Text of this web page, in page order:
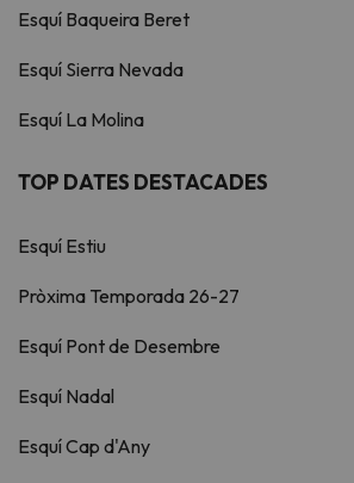
Esquí Baqueira Beret
Esquí Sierra Nevada
Esquí La Molina
TOP DATES DESTACADES
Esquí Estiu
Pròxima Temporada 26-27
Esquí Pont de Desembre
Esquí Nadal
Esquí Cap d'Any